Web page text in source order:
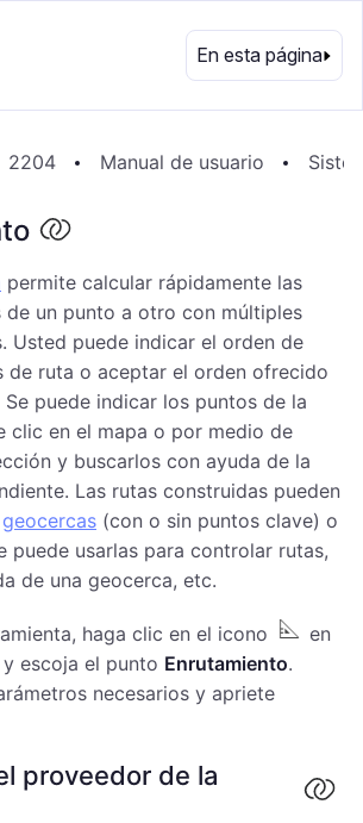
ES
En esta página
2204 Manual de usuario
permite calcular rápidamente las
de un punto a otro con múltiples
Usted puede indicar el orden de
de ruta o aceptar el orden ofrecido
puede indicar los puntos de la
clic en el mapa o por medio de
y buscarlos con ayuda de la
Las rutas construidas pueden
geocercas (con o sin puntos clave) o
puede usarlas para controlar rutas,
de una geocerca, etc.
haga clic en el icono
en
escoja el punto Enrutamiento.
necesarios y apriete
proveedor de la